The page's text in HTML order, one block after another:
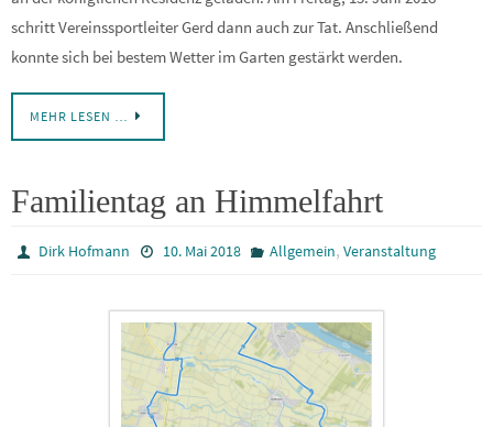
schritt Vereinssportleiter Gerd dann auch zur Tat. Anschließend
konnte sich bei bestem Wetter im Garten gestärkt werden.
MEHR LESEN …
Familientag an Himmelfahrt
Dirk Hofmann 10. Mai 2018 Allgemein, Veranstaltung